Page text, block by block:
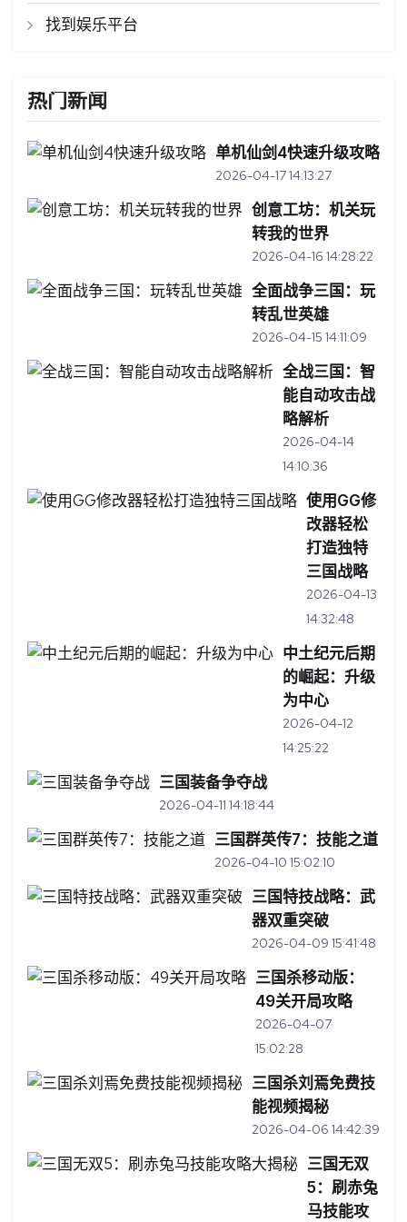
找到娱乐平台
热门新闻
单机仙剑4快速升级攻略
2026-04-17 14:13:27
创意工坊：机关玩
转我的世界
2026-04-16 14:28:22
全面战争三国：玩
转乱世英雄
2026-04-15 14:11:09
全战三国：智
能自动攻击战
略解析
2026-04-14
14:10:36
使用GG修
改器轻松
打造独特
三国战略
2026-04-13
14:32:48
中土纪元后期
的崛起：升级
为中心
2026-04-12
14:25:22
三国装备争夺战
2026-04-11 14:18:44
三国群英传7：技能之道
2026-04-10 15:02:10
三国特技战略：武
器双重突破
2026-04-09 15:41:48
三国杀移动版：
49关开局攻略
2026-04-07
15:02:28
三国杀刘焉免费技
能视频揭秘
2026-04-06 14:42:39
三国无双
5：刷赤兔
马技能攻